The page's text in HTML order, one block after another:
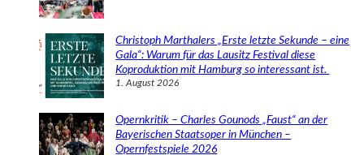
Christoph Marthalers „Erste letzte Sekunde – eine
Gala“: Warum für das Lausitz Festival diese
Koproduktion mit Hamburg so interessant ist.
1. August 2026
Opernkritik – Charles Gounods „Faust“ an der
Bayerischen Staatsoper in München –
Opernfestspiele 2026